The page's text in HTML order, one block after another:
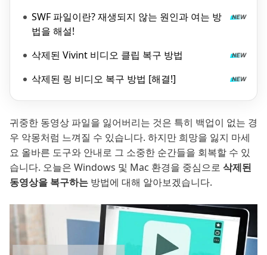
SWF 파일이란? 재생되지 않는 원인과 여는 방
법을 해설!
삭제된 Vivint 비디오 클립 복구 방법
삭제된 링 비디오 복구 방법 [해결!]
귀중한 동영상 파일을 잃어버리는 것은 특히 백업이 없는 경
우 악몽처럼 느껴질 수 있습니다. 하지만 희망을 잃지 마세
요 올바른 도구와 안내로 그 소중한 순간들을 회복할 수 있
습니다. 오늘은 Windows 및 Mac 환경을 중심으로 삭제된
동영상을 복구하는 방법에 대해 알아보겠습니다.